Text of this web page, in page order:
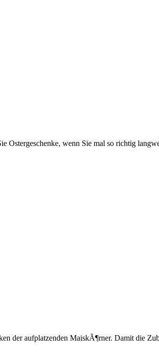
Ostergeschenke, wenn Sie mal so richtig
der aufplatzenden MaiskÃ¶rner. Damit die